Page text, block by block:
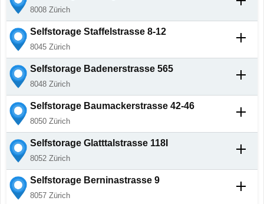
8008 Zürich
Selfstorage Staffelstrasse 8-12
8045 Zürich
Selfstorage Badenerstrasse 565
8048 Zürich
Selfstorage Baumackerstrasse 42-46
8050 Zürich
Selfstorage Glatttalstrasse 118I
8052 Zürich
Selfstorage Berninastrasse 9
8057 Zürich